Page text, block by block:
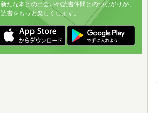
新たな本との出会いや読書仲間とのつながりが、
読書をもっと楽しくします。